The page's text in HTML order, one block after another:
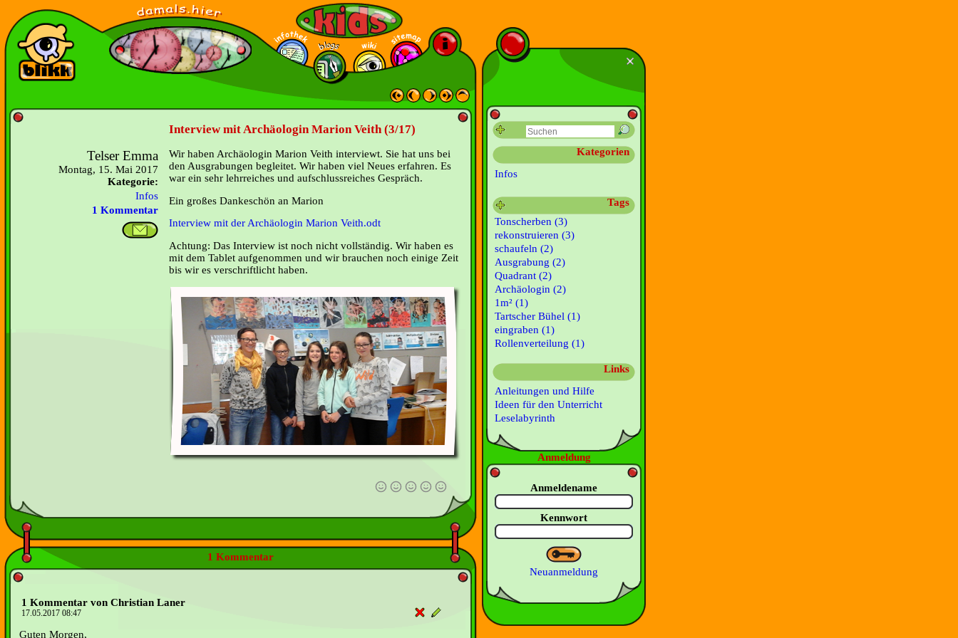
Interview mit Archäologin Marion Veith (3/17)
Telser Emma
Montag, 15. Mai 2017
Kategorie:
Infos
1 Kommentar
Wir haben Archäologin Marion Veith interviewt. Sie hat uns bei
den Ausgrabungen begleitet. Wir haben viel Neues erfahren. Es
war ein sehr lehrreiches und aufschlussreiches Gespräch.
Ein großes Dankeschön an Marion
Interview mit der Archäologin Marion Veith.odt
Achtung: Das Interview ist noch nicht vollständig. Wir haben es
mit dem Tablet aufgenommen und wir brauchen noch einige Zeit
bis wir es verschriftlicht haben.
1 Kommentar
1 Kommentar von Christian Laner
17.05.2017 08:47
Guten Morgen,
Kategorien
Infos
Tags
Tonscherben (3)
rekonstruieren (3)
schaufeln (2)
Ausgrabung (2)
Quadrant (2)
Archäologin (2)
1m² (1)
Tartscher Bühel (1)
eingraben (1)
Rollenverteilung (1)
Links
Anleitungen und Hilfe
Ideen für den Unterricht
Leselabyrinth
Anmeldung
Anmeldename
Kennwort
Neuanmeldung